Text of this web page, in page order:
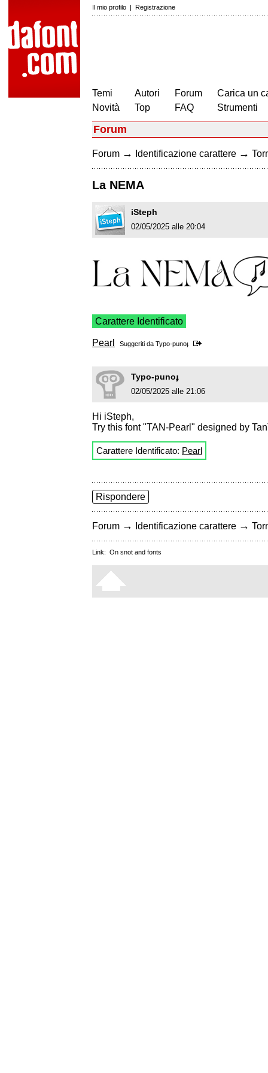
Il mio profilo | Registrazione
Temi
Novità
Autori
Top
Forum
FAQ
Carica un
Strumenti
Forum
Forum → Identificazione carattere →
La NEMA
iSteph
02/05/2025 alle 20:04
Carattere Identificato
Pearl Suggeriti da Typo-punoɟ
Typo-punoɟ
02/05/2025 alle 21:06
Hi iSteph,
Try this font "TAN-Pearl" designed by
Carattere Identificato: Pearl
Rispondere
Forum → Identificazione carattere →
Link: On snot and fonts